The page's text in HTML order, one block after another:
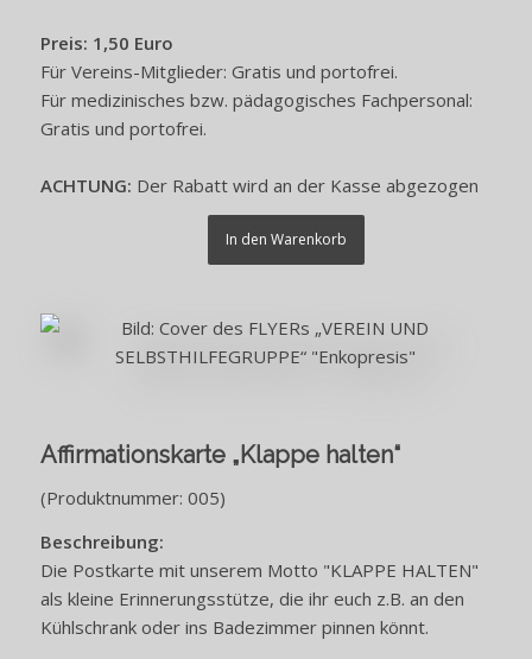
Preis: 1,50 Euro
Für Vereins-Mitglieder: Gratis und portofrei.
Für medizinisches bzw. pädagogisches Fachpersonal:
Gratis und portofrei.
ACHTUNG: Der Rabatt wird an der Kasse abgezogen
In den Warenkorb
Affirmationskarte „Klappe halten“
(Produktnummer: 005)
Beschreibung:
Die Postkarte mit unserem Motto "KLAPPE HALTEN"
als kleine Erinnerungsstütze, die ihr euch z.B. an den
Kühlschrank oder ins Badezimmer pinnen könnt.